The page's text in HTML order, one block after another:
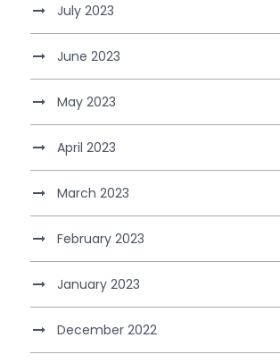
July 2023
June 2023
May 2023
April 2023
March 2023
February 2023
January 2023
December 2022